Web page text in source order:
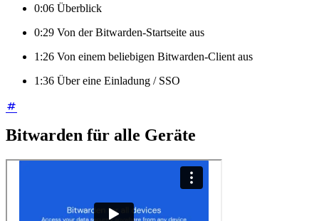
0:06 Überblick
0:29 Von der Bitwarden-Startseite aus
1:26 Von einem beliebigen Bitwarden-Client aus
1:36 Über eine Einladung / SSO
Bitwarden für alle Geräte